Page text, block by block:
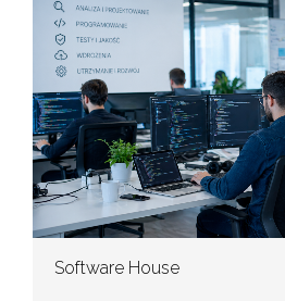
Software House